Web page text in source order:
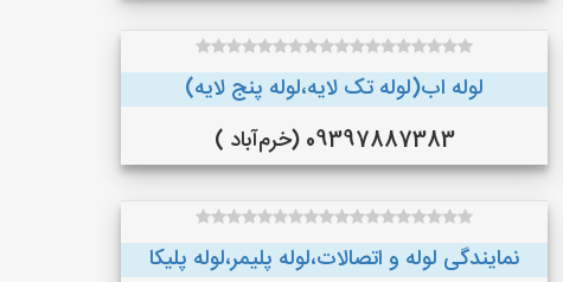
لوله اب(لوله تک لایه،لوله پنج لایه)
09397887383 (خرم‌آباد )
نمایندگی لوله و اتصالات،لوله پلیمر،لوله پلیکا